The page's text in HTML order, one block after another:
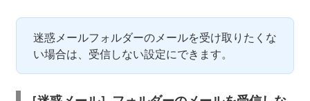
プ
ワ
を
迷惑メールフォルダーのメールを受け取りたくな
い場合は、受信しない設定にできます。